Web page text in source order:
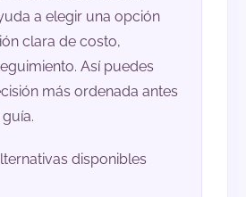
a elegir una opción
clara de costo,
Así puedes
más ordenada antes
disponibles